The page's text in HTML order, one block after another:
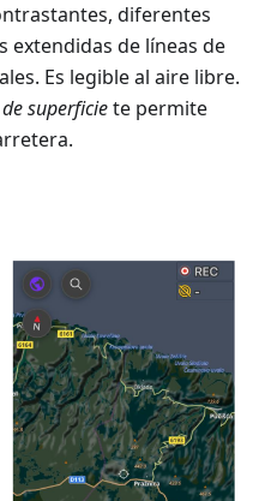
diferentes
extendidas de líneas de
Es legible al aire libre.
superficiete permite